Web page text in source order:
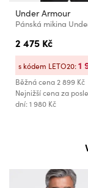
Under Armour
2 475 Kč
Běžná cena2 899 Kč
Nejnižší cena za
dní: 1 980 Kč
s kódem LETO20:1